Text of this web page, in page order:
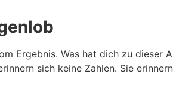
Ergebnis. Was hat dich zu
sich keine Zahlen. Sie